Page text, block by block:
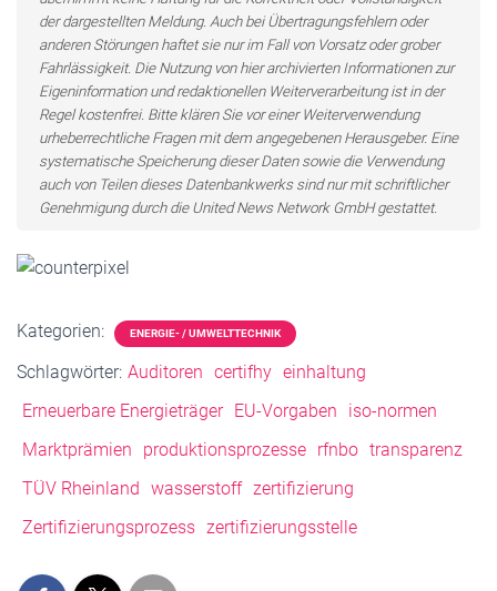
der dargestellten Meldung. Auch bei Übertragungsfehlern oder
anderen Störungen haftet sie nur im Fall von Vorsatz oder grober
Fahrlässigkeit. Die Nutzung von hier archivierten Informationen zur
Eigeninformation und redaktionellen Weiterverarbeitung ist in der
Regel kostenfrei. Bitte klären Sie vor einer Weiterverwendung
urheberrechtliche Fragen mit dem angegebenen Herausgeber. Eine
systematische Speicherung dieser Daten sowie die Verwendung
auch von Teilen dieses Datenbankwerks sind nur mit schriftlicher
Genehmigung durch die United News Network GmbH gestattet.
Kategorien: ENERGIE- / UMWELTTECHNIK
Schlagwörter: Auditoren certifhy einhaltung
Erneuerbare Energieträger
EU-Vorgaben
iso-normen
Marktprämien
produktionsprozesse rfnbo transparenz
TÜV Rheinland
wasserstoff zertifizierung
Zertifizierungsprozess zertifizierungsstelle